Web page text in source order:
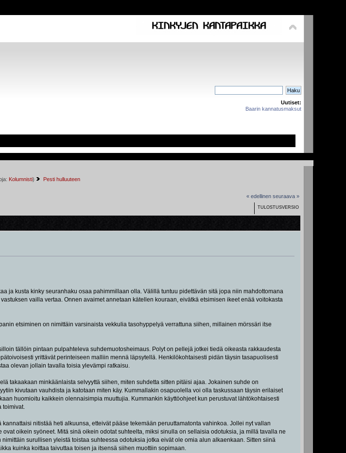
Uutiset:
Baarin kannatusmaksut
Kolumnisti) Pesti hulluuteen
« edellinen seuraava »
TULOSTUSVERSIO
ja kusta kinky seuranhaku osaa pahimmillaan olla. Välillä tuntuu pidettävän sitä jopa niin mahdottomana
vailla vertaa. Onnen avaimet annetaan kätellen kouraan, eivätkä etsimisen ikeet enää voitokasta
etsiminen on nimittäin varsinaista vekkulia tasohyppelyä verrattuna siihen, millainen mörssäri itse
tällöin pintaan pulpahteleva suhdemuotosheimaus. Polyt on pellejä jotkei tiedä oikeasta rakkaudesta
yrittävät perinteiseen malliin mennä läpsytellä. Henkilökohtaisesti pidän täysin tasapuolisesti
olevan jollain tavalla toisia ylevämpi ratkaisu.
takaakaan minkäänlaista selvyyttä siihen, miten suhdetta sitten pitäisi ajaa. Jokainen suhde on
kivutaan vauhdista ja katotaan miten käy. Kummallakin osapuolella voi olla taskussaan täysin erilaiset
huomioitu kaikkein olennaisimpia muuttujia. Kummankin käyttöohjeet kun perustuvat lähtökohtaisesti
toimivat.
nitistää heti alkuunsa, etteivät pääse tekemään peruuttamatonta vahinkoa. Jollei nyt vallan
oikein syöneet. Mitä sinä oikein odotat suhteelta, miksi sinulla on sellaisia odotuksia, ja millä tavalla ne
surullisen yleistä toistaa suhteessa odotuksia jotka eivät ole omia alun alkaenkaan. Sitten siinä
kuinka koittaa taivuttaa toisen ja itsensä siihen muottiin sopimaan.